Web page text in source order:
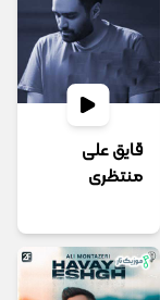
قایق علی
منتظری